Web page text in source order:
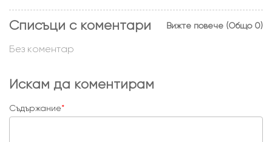
Вижте повече (Общо 0)
Списъци с коментари
Без коментар
Искам да коментирам
Съдържание*